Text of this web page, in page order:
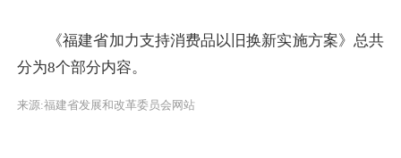
《福建省加力支持消费品以旧换新实施方案》总共
分为8个部分内容。
来源:福建省发展和改革委员会网站